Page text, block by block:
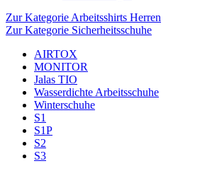
Zur Kategorie Arbeitsshirts Herren
Zur Kategorie Sicherheitsschuhe
AIRTOX
MONITOR
Jalas TIO
Wasserdichte Arbeitsschuhe
Winterschuhe
S1
S1P
S2
S3